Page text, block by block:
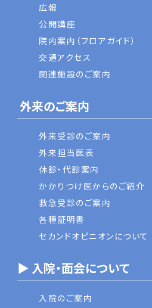
広報
公開講座
院内案内（フロアガイド）
交通アクセス
関連施設のご案内
外来のご案内
外来受診のご案内
外来担当医表
休診・代診案内
かかりつけ医からのご紹介
救急受診のご案内
各種証明書
セカンドオピニオンについて
▶ 入院・面会について
入院のご案内